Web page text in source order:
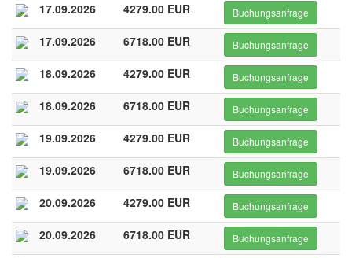
17.09.2026 4279.00 EUR Buchungsanfrage
17.09.2026 6718.00 EUR Buchungsanfrage
18.09.2026 4279.00 EUR Buchungsanfrage
18.09.2026 6718.00 EUR Buchungsanfrage
19.09.2026 4279.00 EUR Buchungsanfrage
19.09.2026 6718.00 EUR Buchungsanfrage
20.09.2026 4279.00 EUR Buchungsanfrage
20.09.2026 6718.00 EUR Buchungsanfrage